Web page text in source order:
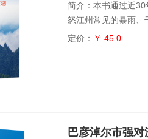
简介：本书通过近
怒江州常见的暴雨、
析各种气象灾害的致
定价： ￥ 45.0
巴彦淖尔市强